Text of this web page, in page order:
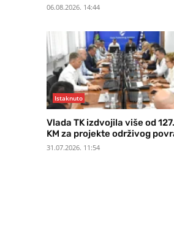
06.08.2026. 14:44
Istaknuto
Vlada TK izdvojila više od
KM za projekte održivog
31.07.2026. 11:54